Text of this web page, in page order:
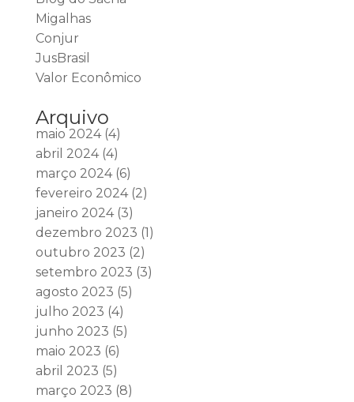
Migalhas
Conjur
JusBrasil
Valor Econômico
Arquivo
maio 2024(4)
abril 2024(4)
março 2024(6)
fevereiro 2024(2)
janeiro 2024(3)
dezembro 2023 (1)
outubro 2023 (2)
setembro 2023 (3)
agosto 2023 (5)
julho 2023 (4)
junho 2023 (5)
maio 2023 (6)
abril 2023 (5)
março 2023 (8)